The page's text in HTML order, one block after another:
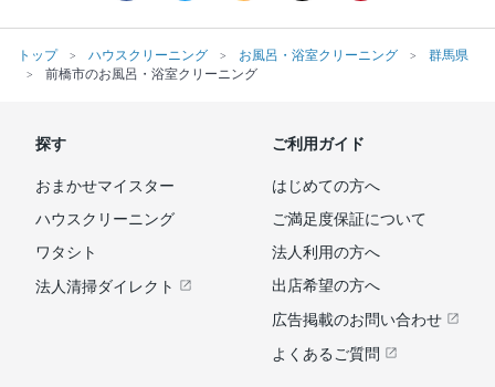
トップ ハウスクリーニング お風呂・浴室クリーニング
群馬県
前橋市のお風呂・浴室クリーニング
探す
おまかせマイスター
ハウスクリーニング
ワタシト
法人清掃ダイレクト
ご利用ガイド
はじめての方へ
ご満足度保証について
法人利用の方へ
出店希望の方へ
広告掲載のお問い合わせ
よくあるご質問